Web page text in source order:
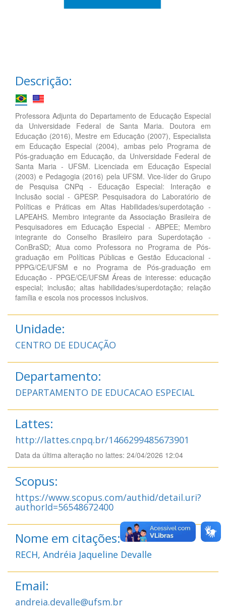
Descrição:
Professora Adjunta do Departamento de Educação Especial
da Universidade Federal de Santa Maria. Doutora em
Educação (2016), Mestre em Educação (2007), Especialista
em Educação Especial (2004), ambas pelo Programa de
Pós-graduação em Educação, da Universidade Federal de
Santa Maria - UFSM. Licenciada em Educação Especial
(2003) e Pedagogia (2016) pela UFSM. Vice-líder do Grupo
de Pesquisa CNPq - Educação Especial: Interação e
Inclusão social - GPESP. Pesquisadora do Laboratório de
Políticas e Práticas em Altas Habilidades/superdotação -
LAPEAHS. Membro integrante da Associação Brasileira de
Pesquisadores em Educação Especial - ABPEE; Membro
integrante do Conselho Brasileiro para Superdotação -
ConBraSD; Atua como Professora no Programa de Pós-
graduação em Políticas Públicas e Gestão Educacional -
PPPG/CE/UFSM e no Programa de Pós-graduação em
Educação - PPGE/CE/UFSM Áreas de interesse: educação
especial; inclusão; altas habilidades/superdotação; relação
família e escola nos processos inclusivos.
Unidade:
CENTRO DE EDUCAÇÃO
Departamento:
DEPARTAMENTO DE EDUCACAO ESPECIAL
Lattes:
http://lattes.cnpq.br/1466299485673901
Data da última alteração no lattes: 24/04/2026 12:04
Scopus:
https://www.scopus.com/authid/detail.uri?
authorId=56548672400
Nome em citações:
RECH, Andréia Jaqueline Devalle
Email:
andreia.devalle@ufsm.br